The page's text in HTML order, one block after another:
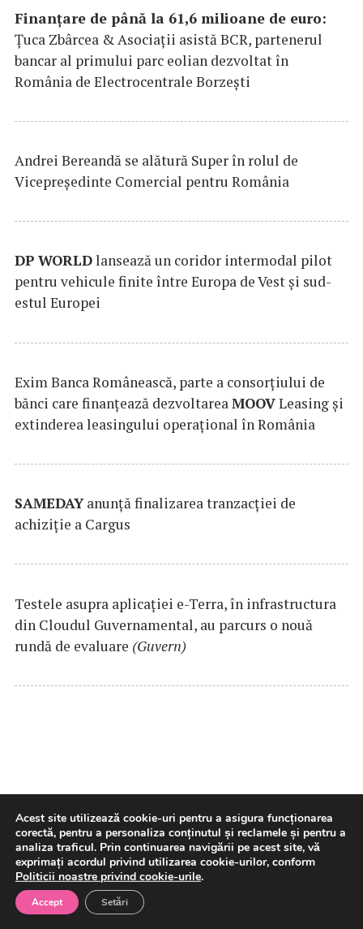
Finanțare de până la 61,6 milioane de euro:
Țuca Zbârcea & Asociații asistă BCR, partenerul
bancar al primului parc eolian dezvoltat în
România de Electrocentrale Borzești
Andrei Bereandă se alătură Super în rolul de
Vicepreședinte Comercial pentru România
DP WORLDlansează un coridor intermodal pilot
pentru vehicule finite între Europa de Vest și sud-
estul Europei
Exim Banca Românească, parte a consorțiului de
bănci care finanțează dezvoltareaMOOVLeasing și
extinderea leasingului operațional în România
SAMEDAYanunță finalizarea tranzacției de
achiziție a Cargus
Testele asupra aplicaţiei e-Terra, în infrastructura
din Cloudul Guvernamental, au parcurs o nouă
rundă de evaluare (Guvern)
Cristian Bușoi: „Populația nu va
fi afectată de limitările de
consum” (Digi24)
Acest site utilizează cookie-uri pentru a asigura funcționarea
corectă, pentru a personaliza conținutul și reclamele și pentru a
analiza traficul. Prin continuarea navigării pe acest site, vă
exprimați acordul privind utilizarea cookie-urilor, conform
Politicii noastre privind cookie-urile.
Accept Setări